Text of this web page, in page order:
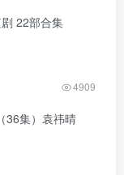
22部合集
4909
36集）袁祎晴